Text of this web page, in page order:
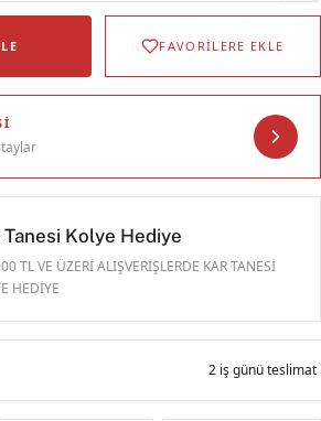
FAVORİLERE EKLE
Tanesi Kolye Hediye
TL VE ÜZERİ ALIŞVERİŞLERDE KAR TANESİ
HEDİYE
2 iş günü teslimat